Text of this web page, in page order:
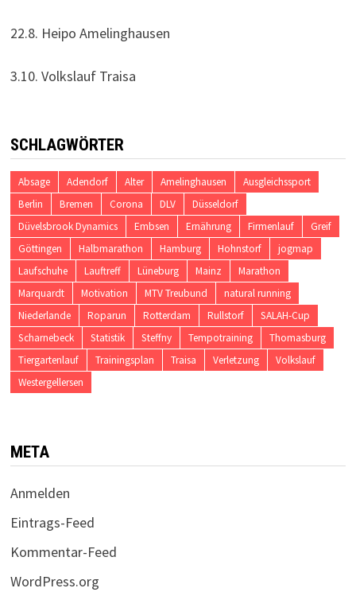
22.8. Heipo Amelinghausen
3.10. Volkslauf Traisa
SCHLAGWÖRTER
Absage Adendorf Alter Amelinghausen
Ausgleichssport
Berlin
Bremen Corona DLV
Düsseldorf
Düvelsbrook Dynamics
Embsen Ernährung Firmenlauf
Greif
Göttingen
Halbmarathon Hamburg Hohnstorf
jogmap
Laufschuhe
Lauftreff Lüneburg Mainz
Marathon
Marquardt
Motivation MTV Treubund
natural running
Niederlande
Roparun Rotterdam Rullstorf
SALAH-Cup
Scharnebeck
Statistik Steffny Tempotraining
Thomasburg
Tiergartenlauf
Trainingsplan Traisa Verletzung
Volkslauf
Westergellersen
META
Anmelden
Eintrags-Feed
Kommentar-Feed
WordPress.org